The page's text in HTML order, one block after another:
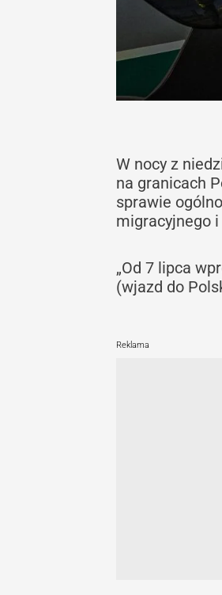
W nocy z
na granicach
sprawie
migracyjnego
„Od 7 lipca
(wjazd do
Reklama